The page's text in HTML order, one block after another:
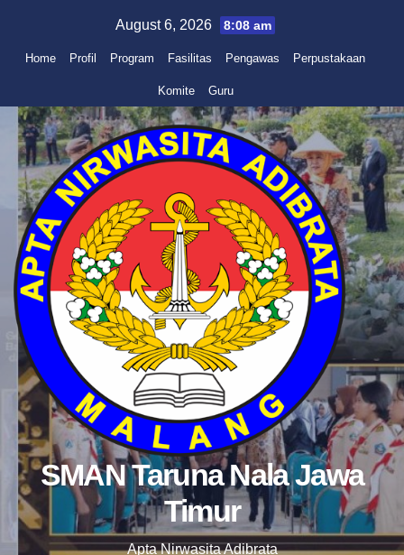
content
August 6, 2026 8:08 am
Home Profil Program Fasilitas Pengawas Perpustakaan
Komite Guru
SMAN Taruna Nala Jawa
Timur
Apta Nirwasita Adibrata